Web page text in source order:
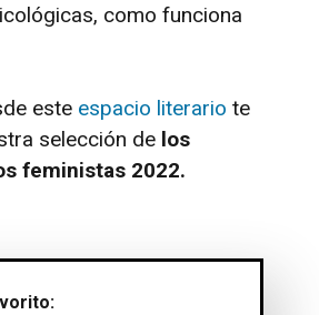
como funciona
este espacio literario te
selección de los
feministas 2022.